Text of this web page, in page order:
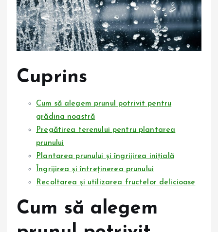
Cuprins
Cum să alegem prunul potrivit pentru
grădina noastră
Pregătirea terenului pentru plantarea
prunului
Plantarea prunului și îngrijirea inițială
Îngrijirea și întreținerea prunului
Recoltarea și utilizarea fructelor delicioase
Cum să alegem